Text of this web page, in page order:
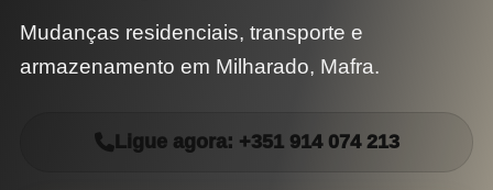
Mudanças residenciais, transporte e
armazenamento em Milharado, Mafra.
Ligue agora: +351 914 074 213